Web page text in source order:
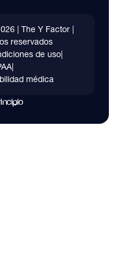
| The Y Factor |
reservados
de uso|
|
médica